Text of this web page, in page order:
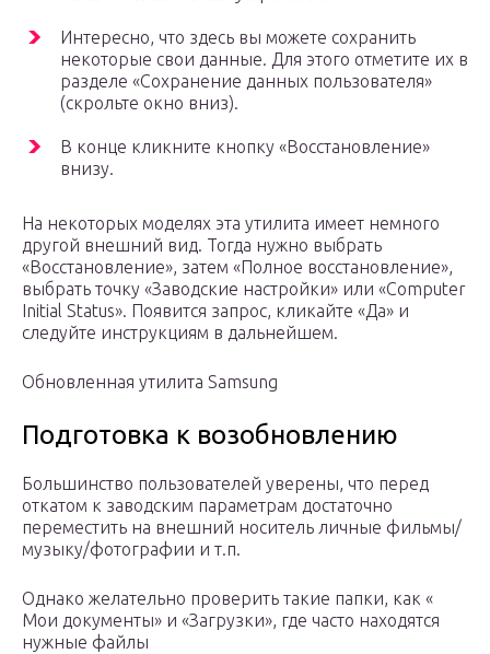
Интересно, что здесь вы можете сохранить
некоторые свои данные. Для этого отметите их в
разделе «Сохранение данных пользователя»
(скрольте окно вниз).
В конце кликните кнопку «Восстановление»
внизу.
На некоторых моделях эта утилита имеет немного
другой внешний вид. Тогда нужно выбрать
«Восстановление», затем «Полное восстановление»,
выбрать точку «Заводские настройки» или «Computer
Initial Status». Появится запрос, кликайте «Да» и
следуйте инструкциям в дальнейшем.
Обновленная утилита Samsung
Подготовка к возобновлению
Большинство пользователей уверены, что перед
откатом к заводским параметрам достаточно
переместить на внешний носитель личные фильмы/
музыку/фотографии и т.п.
Однако желательно проверить такие папки, как «
Мои документы» и «Загрузки», где часто находятся
нужные файлы